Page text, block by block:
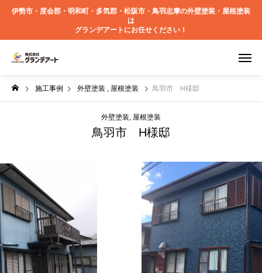
伊勢市・度会郡・明和町・多気郡・松阪市・鳥羽志摩の外壁塗装・屋根塗装
は
グランデアートにお任せください！
施工事例 外壁塗装 屋根塗装 鳥羽市 H様邸
外壁塗装 屋根塗装
鳥羽市 H様邸